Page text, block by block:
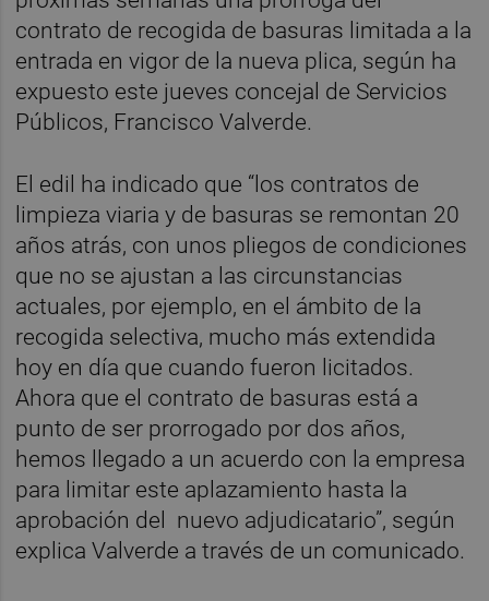
contrato de recogida de basuras limitada a la
entrada en vigor de la nueva plica, según ha
expuesto este jueves concejal de Servicios
Públicos, Francisco Valverde.
El edil ha indicado que “los contratos de
limpieza viaria y de basuras se remontan 20
años atrás, con unos pliegos de condiciones
que no se ajustan a las circunstancias
actuales, por ejemplo, en el ámbito de la
recogida selectiva, mucho más extendida
hoy en día que cuando fueron licitados.
Ahora que el contrato de basuras está a
punto de ser prorrogado por dos años,
hemos llegado a un acuerdo con la empresa
para limitar este aplazamiento hasta la
aprobación del nuevo adjudicatario”, según
explica Valverde a través de un comunicado.